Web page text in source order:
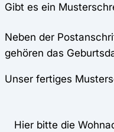
Gibt es ein
Neben der
gehören das
Unser fertiges
Hier bitte die